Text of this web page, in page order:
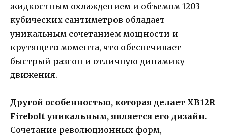
жидкостным охлаждением и объемом 1203
кубических сантиметров обладает
уникальным сочетанием мощности и
крутящего момента, что обеспечивает
быстрый разгон и отличную динамику
движения.
Другой особенностью, которая делает XB12R
Firebolt уникальным, является его дизайн.
Сочетание революционных форм,